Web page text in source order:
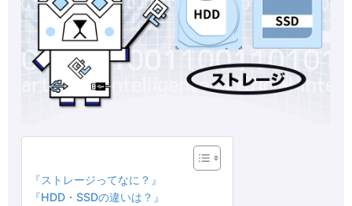
『ストレージってなに？』
『HDD・SSDの違いは？』